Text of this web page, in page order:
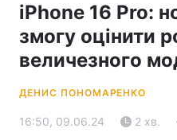
iPhone 16 Pro:
змогу оцінити
величезного
ДЕНИС ПОНОМАРЕНКО
16:50, 09.06.24 2 хв.